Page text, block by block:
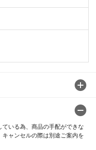
いる為、商品の手配ができな
ャンセルの際は別途ご案内を